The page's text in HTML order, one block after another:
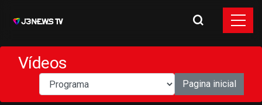
Vídeos
Pagina inicial